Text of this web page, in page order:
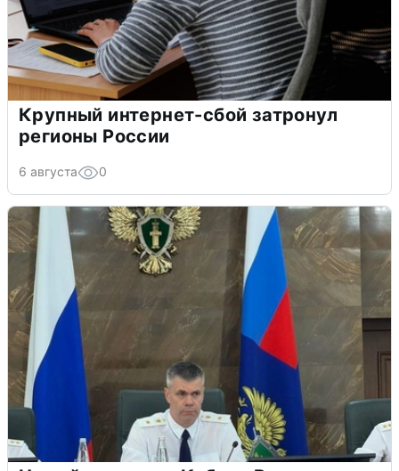
Крупный интернет-сбой затронул
регионы России
6 августа 0